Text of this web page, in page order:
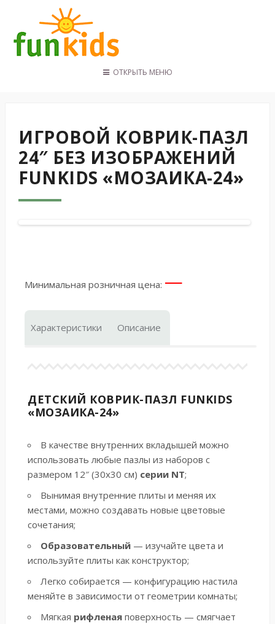
КОНТАКТЫ
ОТКРЫТЬ МЕНЮ
ИГРОВОЙ КОВРИК-ПАЗЛ
24″ БЕЗ ИЗОБРАЖЕНИЙ
FUNKIDS «МОЗАИКА-24»
Минимальная розничная цена: —
Характеристики Описание
ДЕТСКИЙ КОВРИК-ПАЗЛ FUNKIDS
«МОЗАИКА-24»
В качестве внутренних вкладышей можно
использовать любые пазлы из наборов с
размером 12″ (30х30 см) серии NT;
Вынимая внутренние плиты и меняя их
местами, можно создавать новые цветовые
сочетания;
Образовательный — изучайте цвета и
используйте плиты как конструктор;
Легко собирается — конфигурацию настила
меняйте в зависимости от геометрии комнаты;
Мягкая рифленая поверхность — смягчает